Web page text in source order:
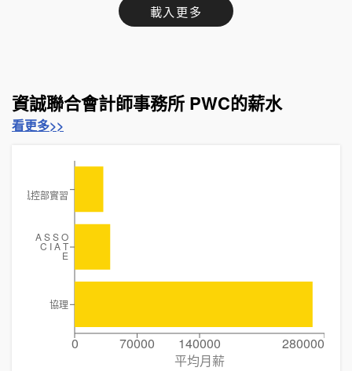
載入更多
資誠聯合會計師事務所 PWC的薪水
看更多>>
0 70000 140000
280000
平均月薪
風控部實習
A S S O
C I A T
E
協理